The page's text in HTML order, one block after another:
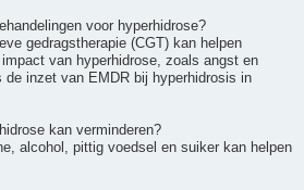
voor hyperhidrose?
gedragstherapie (CGT) kan helpen
van hyperhidrose, zoals angst en
inzet van EMDR bij hyperhidrosis in
kan verminderen?
alcohol, pittig voedsel en suiker kan helpen